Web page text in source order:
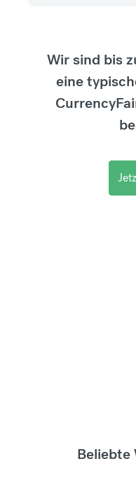
Wir sind bis
eine
Beliebte